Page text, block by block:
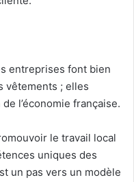
entreprises font bien
vêtements ; elles
l’économie française.
le travail local
uniques des
un pas vers un modèle